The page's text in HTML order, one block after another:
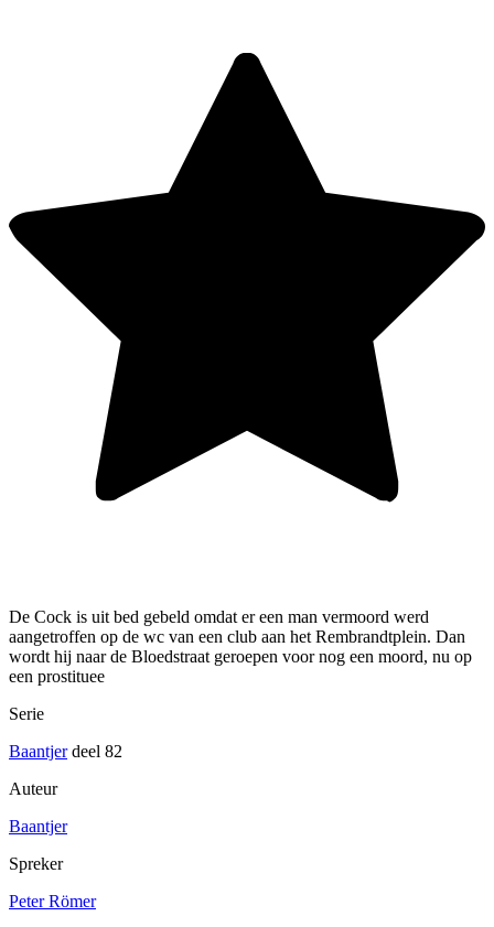
De Cock is uit bed gebeld omdat er een man vermoord werd
aangetroffen op de wc van een club aan het Rembrandtplein. Dan
wordt hij naar de Bloedstraat geroepen voor nog een moord, nu op
een prostituee
Serie
Baantjerdeel 82
Auteur
Baantjer
Spreker
Peter Römer